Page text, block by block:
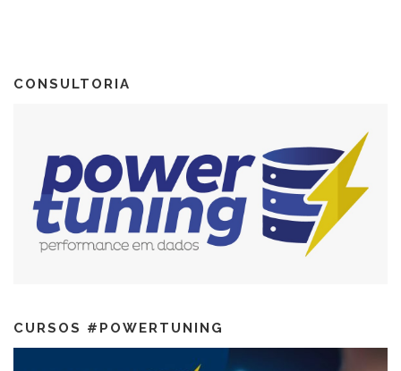
CONSULTORIA
CURSOS #POWERTUNING